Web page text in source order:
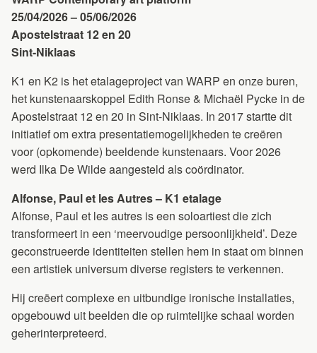
25/04/2026 – 05/06/2026
Apostelstraat 12 en 20
Sint-Niklaas
K1 en K2 is het etalageproject van WARP en onze buren,
het kunstenaarskoppel Edith Ronse & Michaël Pycke in de
Apostelstraat 12 en 20 in Sint-Niklaas. In 2017 startte dit
initiatief om extra presentatiemogelijkheden te creëren
voor (opkomende) beeldende kunstenaars. Voor 2026
werd Ilka De Wilde aangesteld als coördinator.
Alfonse, Paul et les Autres – K1 etalage
Alfonse, Paul et les autres is een soloartiest die zich
transformeert in een ‘meervoudige persoonlijkheid’. Deze
geconstrueerde identiteiten stellen hem in staat om binnen
een artistiek universum diverse registers te verkennen.
Hij creëert complexe en uitbundige ironische installaties,
opgebouwd uit beelden die op ruimtelijke schaal worden
geherinterpreteerd.